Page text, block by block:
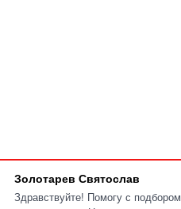
Золотарев Святослав
Здравствуйте! Помогу с подбором